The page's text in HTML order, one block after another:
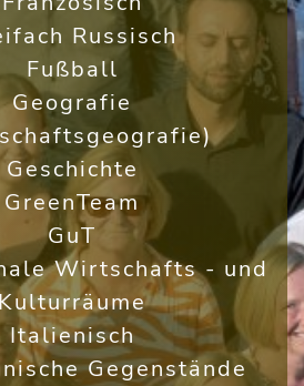
Russisch
Fußball
Geografie
Geschichte
GreenTeam
GuT
Wirtschafts - und
Kulturräume
Italienisch
Gegenstände